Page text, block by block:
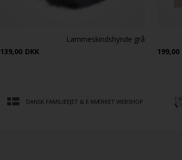
Lammeskindshynde grå
139,00 DKK
199,00
DANSK FAMILIEEJET & E-MÆRKET WEBSHOP